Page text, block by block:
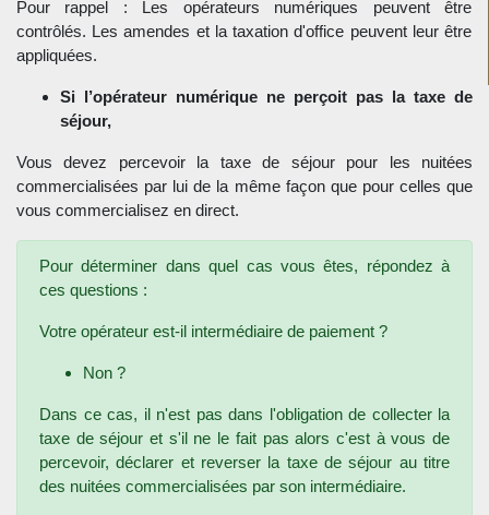
Pour rappel : Les opérateurs numériques peuvent être
contrôlés. Les amendes et la taxation d'office peuvent leur être
appliquées.
Si l’opérateur numérique ne perçoit pas la taxe de
séjour,
Vous devez percevoir la taxe de séjour pour les nuitées
commercialisées par lui de la même façon que pour celles que
vous commercialisez en direct.
Pour déterminer dans quel cas vous êtes, répondez à
ces questions :
Votre opérateur est-il intermédiaire de paiement ?
Non ?
Dans ce cas, il n'est pas dans l'obligation de collecter la
taxe de séjour et s'il ne le fait pas alors c'est à vous de
percevoir, déclarer et reverser la taxe de séjour au titre
des nuitées commercialisées par son intermédiaire.